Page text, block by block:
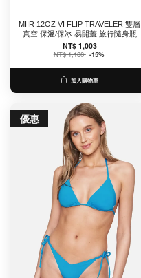
MIIR 12OZ VI FLIP TRAVELER 雙層
真空 保溫/保冰 易開蓋 旅行隨身瓶
NT$ 1,003
NT$ 1,180 -15%
加入購物車
優惠